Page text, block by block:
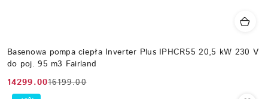
Basenowa pompa ciepła Inverter Plus IPHCR55 20,5 kW 230 V
do poj. 95 m3 Fairland
Cena
14299.00
Cena
16199.00